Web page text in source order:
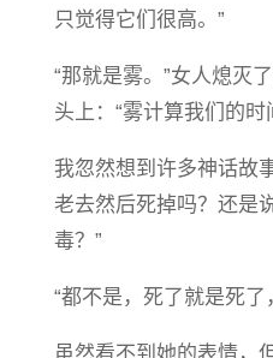
只觉得它们很高。”
“那就是雾。”女人熄灭
头上：“雾计算我们的时
我忽然想到许多神话故
老去然后死掉吗？还是
毒？”
“都不是，死了就是死了